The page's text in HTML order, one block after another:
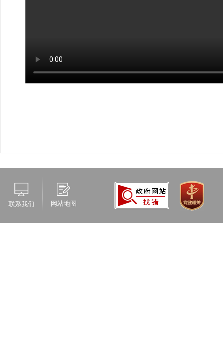
联系我们 网站地图